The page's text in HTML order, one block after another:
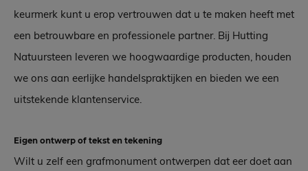
keurmerk kunt u erop vertrouwen dat u te maken heeft met
een betrouwbare en professionele partner. Bij Hutting
Natuursteen leveren we hoogwaardige producten, houden
we ons aan eerlijke handelspraktijken en bieden we een
uitstekende klantenservice.
Eigen ontwerp of tekst en tekening
Wilt u zelf een grafmonument ontwerpen dat eer doet aan